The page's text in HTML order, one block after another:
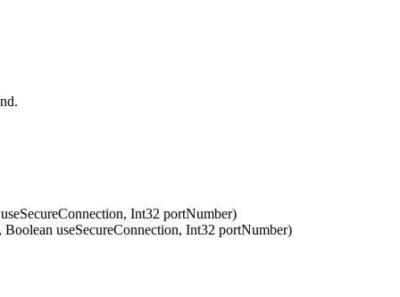
Int32 portNumber)
useSecureConnection, Int32 portNumber)